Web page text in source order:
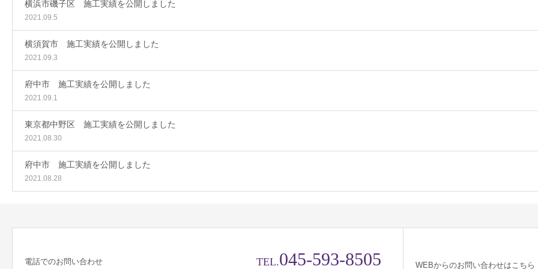
横浜市磯子区 施工実績を公開しました
2021.09.5
横須賀市 施工実績を公開しました
2021.09.3
府中市 施工実績を公開しました
2021.09.1
東京都中野区 施工実績を公開しました
2021.08.30
府中市 施工実績を公開しました
2021.08.28
電話でのお問い合わせ TEL.045-593-8505 WEBからのお問い合わせはこちら